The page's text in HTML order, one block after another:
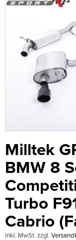
Milltek
BMW 8
Turbo
Cabrio
inkl. MwSt. zzgl.